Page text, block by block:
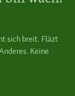
sich breit. Fläzt
Keine